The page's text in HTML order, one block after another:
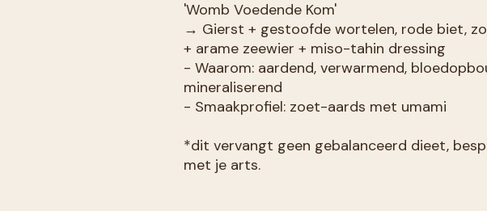
'Womb Voedende Kom'
→ Gierst + gestoofde wortelen, rode biet,
+ arame zeewier + miso-tahin dressing
- Waarom: aardend, verwarmend,
mineraliserend
- Smaakprofiel: zoet-aards met umami
*dit vervangt geen gebalanceerd dieet,
met je arts.